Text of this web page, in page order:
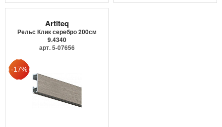
Artiteq
Рельс Клик серебро 200см
9.4340
арт. 5-07656